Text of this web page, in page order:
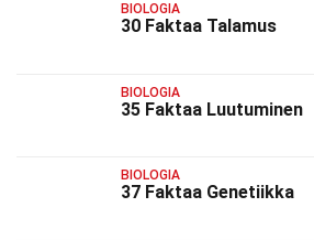
BIOLOGIA
30 Faktaa Talamus
BIOLOGIA
35 Faktaa Luutuminen
BIOLOGIA
37 Faktaa Genetiikka